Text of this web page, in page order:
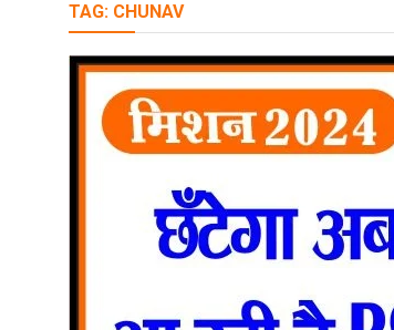
TAG: CHUNAV